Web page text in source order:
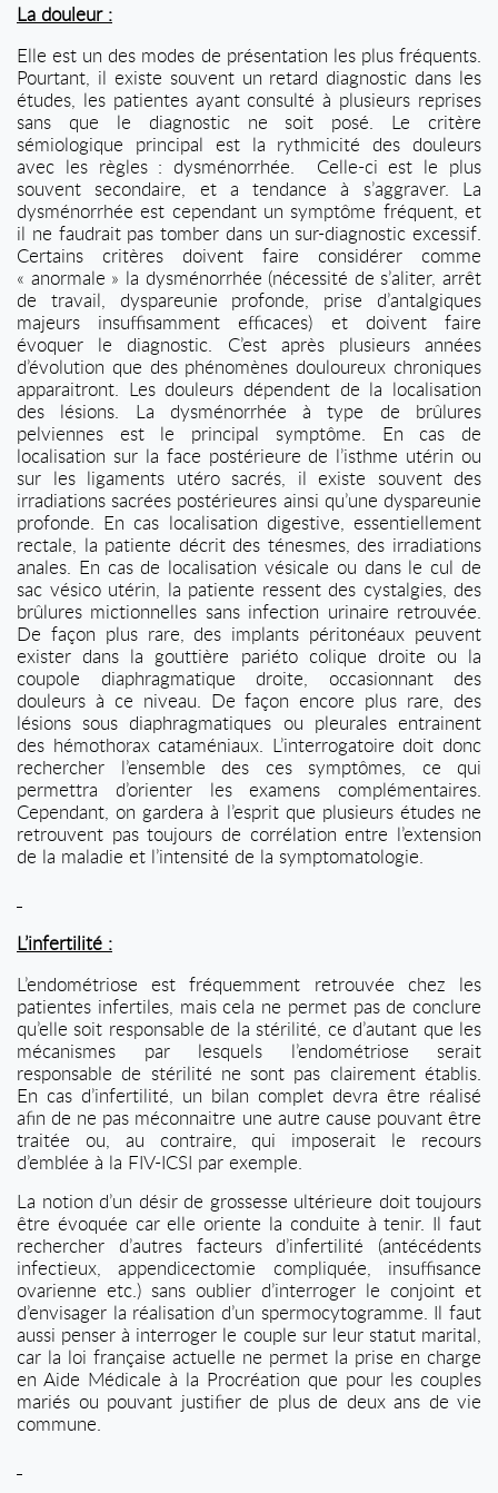
La douleur :
Elle est un des modes de présentation les plus fréquents.
Pourtant, il existe souvent un retard diagnostic dans les
études, les patientes ayant consulté à plusieurs reprises
sans que le diagnostic ne soit posé. Le critère
sémiologique principal est la rythmicité des douleurs
avec les règles : dysménorrhée.
Celle-ci est le plus
souvent secondaire, et a tendance à s’aggraver. La
dysménorrhée est cependant un symptôme fréquent, et
il ne faudrait pas tomber dans un sur-diagnostic excessif.
Certains critères doivent faire considérer comme
« anormale » la dysménorrhée (nécessité de s’aliter, arrêt
de travail, dyspareunie profonde, prise d’antalgiques
majeurs insuffisamment efficaces) et doivent faire
évoquer le diagnostic. C’est après plusieurs années
d’évolution que des phénomènes douloureux chroniques
apparaitront. Les douleurs dépendent de la localisation
des lésions. La dysménorrhée à type de brûlures
pelviennes est le principal symptôme. En cas de
localisation sur la face postérieure de l’isthme utérin ou
sur les ligaments utéro sacrés, il existe souvent des
irradiations sacrées postérieures ainsi qu’une dyspareunie
profonde. En cas localisation digestive, essentiellement
rectale, la patiente décrit des ténesmes, des irradiations
anales. En cas de localisation vésicale ou dans le cul de
sac vésico utérin, la patiente ressent des cystalgies, des
brûlures mictionnelles sans infection urinaire retrouvée.
De façon plus rare, des implants péritonéaux peuvent
exister dans la gouttière pariéto colique droite ou la
coupole diaphragmatique droite, occasionnant des
douleurs à ce niveau. De façon encore plus rare, des
lésions sous diaphragmatiques ou pleurales entrainent
des hémothorax cataméniaux. L’interrogatoire doit donc
rechercher l’ensemble des ces symptômes, ce qui
permettra d’orienter les examens complémentaires.
Cependant, on gardera à l’esprit que plusieurs études ne
retrouvent pas toujours de corrélation entre l’extension
de la maladie et l’intensité de la symptomatologie.
L’infertilité :
L’endométriose est fréquemment retrouvée chez les
patientes infertiles, mais cela ne permet pas de conclure
qu’elle soit responsable de la stérilité, ce d’autant que les
mécanismes par lesquels l’endométriose serait
responsable de stérilité ne sont pas clairement établis.
En cas d’infertilité, un bilan complet devra être réalisé
afin de ne pas méconnaitre une autre cause pouvant être
traitée ou, au contraire, qui imposerait le recours
d’emblée à la FIV-ICSI par exemple.
La notion d’un désir de grossesse ultérieure doit toujours
être évoquée car elle oriente la conduite à tenir. Il faut
rechercher d’autres facteurs d’infertilité (antécédents
infectieux, appendicectomie compliquée, insuffisance
ovarienne etc.) sans oublier d’interroger le conjoint et
d’envisager la réalisation d’un spermocytogramme. Il faut
aussi penser à interroger le couple sur leur statut marital,
car la loi française actuelle ne permet la prise en charge
en Aide Médicale à la Procréation que pour les couples
mariés ou pouvant justifier de plus de deux ans de vie
commune.